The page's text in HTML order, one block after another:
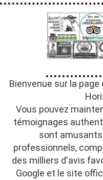
Bienvenue sur la
Vous pouvez
témoignages
sont
professionnels,
des milliers d'avis
Google et le site